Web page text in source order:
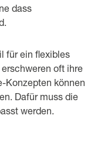
dass
für ein flexibles
oft ihre
Konzepten können
Dafür muss die
werden.